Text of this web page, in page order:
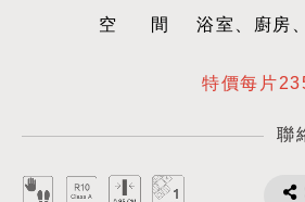
空間浴室、廚房
特價每片
聯